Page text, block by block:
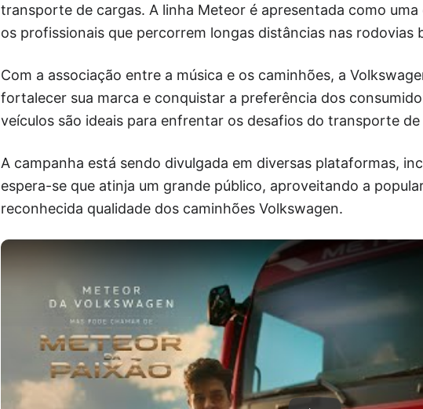
transporte de cargas. A linha Meteor é apresentada como
os profissionais que percorrem longas distâncias nas rodovias
Com a associação entre a música e os caminhões, a
fortalecer sua marca e conquistar a preferência dos
veículos são ideais para enfrentar os desafios do transporte de
A campanha está sendo divulgada em diversas plataformas,
espera-se que atinja um grande público, aproveitando a
reconhecida qualidade dos caminhões Volkswagen.